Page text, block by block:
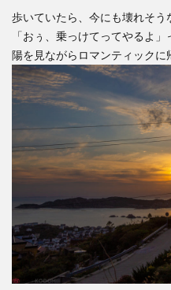
歩いていたら、今にも壊れそ
「おぅ、乗っけてってやるよ
陽を見ながらロマンティックに